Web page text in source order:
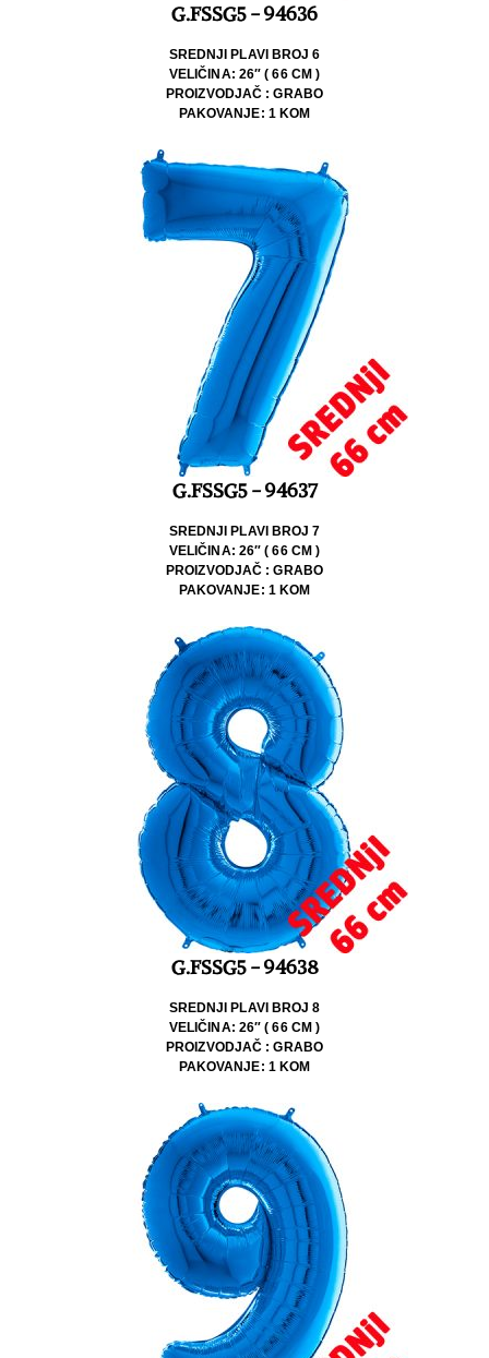
G.FSSG5 - 94636
SREDNJI PLAVI BROJ 6
VELIČINA: 26″ ( 66 CM )
PROIZVODJAČ : GRABO
PAKOVANJE: 1 KOM
G.FSSG5 - 94637
SREDNJI PLAVI BROJ 7
VELIČINA: 26″ ( 66 CM )
PROIZVODJAČ : GRABO
PAKOVANJE: 1 KOM
G.FSSG5 - 94638
SREDNJI PLAVI BROJ 8
VELIČINA: 26″ ( 66 CM )
PROIZVODJAČ : GRABO
PAKOVANJE: 1 KOM